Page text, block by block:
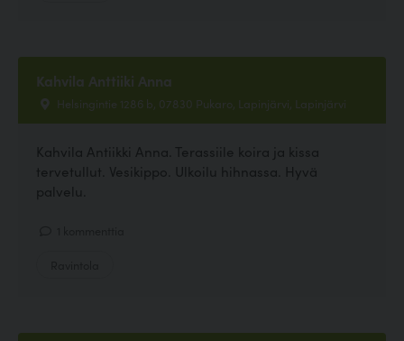
Kahvila Anttiiki Anna
Helsingintie 1286 b, 07830 Pukaro, Lapinjärvi, Lapinjärvi
Kahvila Antiikki Anna. Terassiile koira ja kissa
tervetullut. Vesikippo. Ulkoilu hihnassa. Hyvä
palvelu.